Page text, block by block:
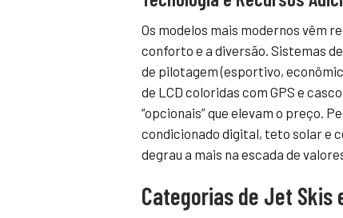
Os modelos mais modernos vêm
conforto e a diversão. Sistemas
de pilotagem (esportivo,
de LCD coloridas com GPS e
“opcionais” que elevam o preço.
condicionado digital, teto solar e
degrau a mais na escada de
Categorias de Jet Skis